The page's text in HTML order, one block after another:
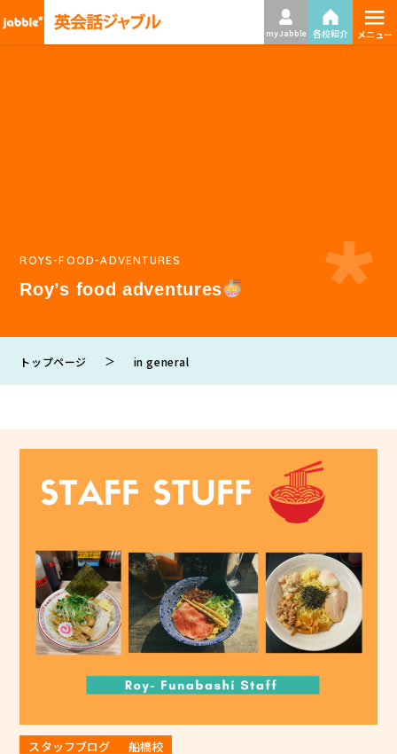
my Jabble 各校紹介 ≡
メニュー
ROYS-FOOD-ADVENTURES
Roy’s food adventures
トップページ ＞ in general
スタッフブログ 船橋校